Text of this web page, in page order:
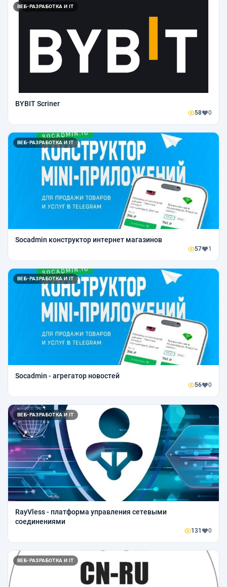
ВЕБ-РАЗРАБОТКА И IT
BYBIT Scriner
58 0
ВЕБ-РАЗРАБОТКА И IT
Socadmin конструктор интернет магазинов
57 1
ВЕБ-РАЗРАБОТКА И IT
Socadmin - агрегатор новостей
56 0
ВЕБ-РАЗРАБОТКА И IT
RayVless - платформа управления сетевыми
соединениями
131 0
ВЕБ-РАЗРАБОТКА И IT